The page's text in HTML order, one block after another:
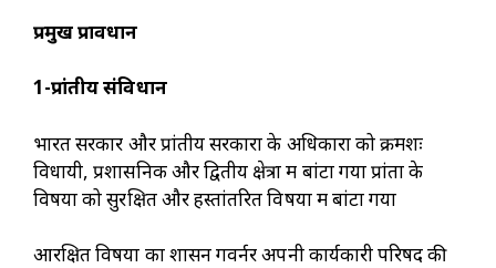
प्रमुख प्रावधान
1-प्रांतीय संविधान
भारत सरकार और प्रांतीय सरकारों के अधिकारों को क्रमशः
विधायी, प्रशासनिक और द्वितीय क्षेत्रों में बांटा गया प्रांतों के
विषयों को सुरक्षित और हस्तांतरित विषयों में बांटा गया
आरक्षित विषयों का शासन गवर्नर अपनी कार्यकारी परिषद की